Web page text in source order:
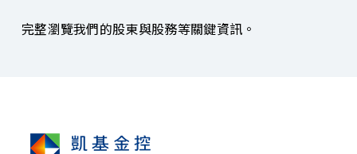
完整瀏覽我們的股東與股務等關鍵資訊。